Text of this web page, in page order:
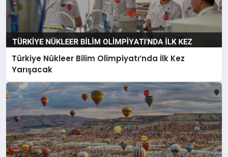
Türkiye Nükleer Bilim Olimpiyatı’nda İlk Kez
Yarışacak